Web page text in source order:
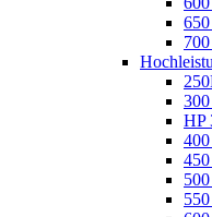
HP